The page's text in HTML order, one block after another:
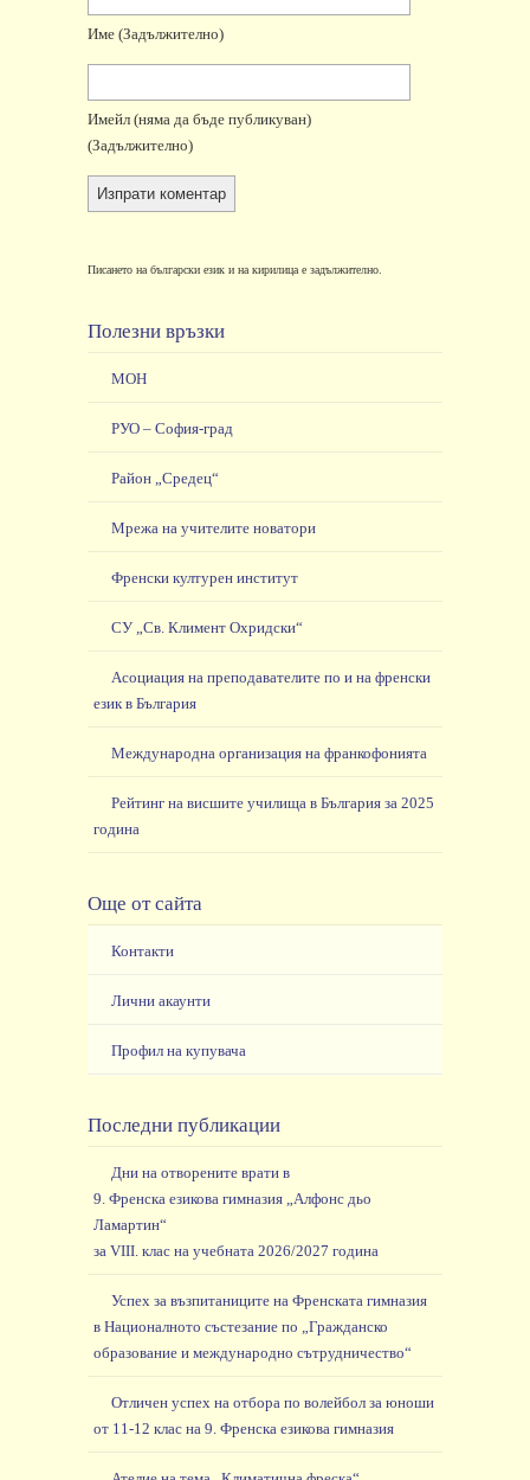
Име (задължително)
Имейл (няма да бъде публикуван)
(задължително)
Писането на български език и на кирилица е задължително.
Полезни връзки
МОН
РУО – София-град
Район „Средец“
Мрежа на учителите новатори
Френски културен институт
СУ „Св. Климент Охридски“
Асоциация на преподавателите по и на френски
език в България
Международна организация на франкофонията
Рейтинг на висшите училища в България за 2025
година
Още от сайта
Контакти
Лични акаунти
Профил на купувача
Последни публикации
Дни на отворените врати в
9. Френска езикова гимназия „Алфонс дьо
Ламартин“
за VIII. клас на учебната 2026/2027 година
Успех за възпитаниците на Френската гимназия
в Националното състезание по „Гражданско
образование и международно сътрудничество“
Отличен успех на отбора по волейбол за юноши
от 11-12 клас на 9. Френска езикова гимназия